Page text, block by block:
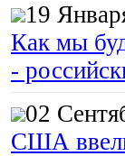
19
Как мы
-
02
США